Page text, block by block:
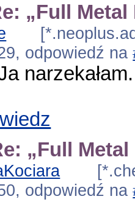
„Full
odpowiedź na
narzekałam.
„Full
odpowiedź na